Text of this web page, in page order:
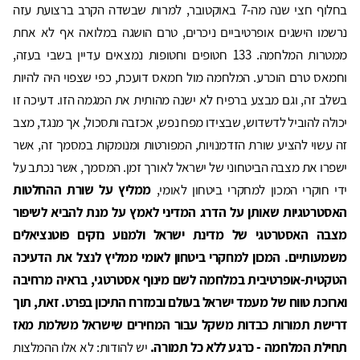
בחלוף חצי שנה מה-7 באוקטובר, למרות שבשדה הקרב ברצועת עזה
נרשמו הישגים אופרטיביים ניכרים, טרם הושגה במלואה אף לא אחת
ממטרות המלחמה. 133 חטופים וחטופות נמצאים עדיין בשבי בעזה,
וחמאס טרם הוכרע. המלחמה מול חמאס דועכת, כפי שצפוי היה להיות
בשלב זה, וגם מבצע ברפיח לא ישנה מהותית את המגמה הזו. דעיכה זו
יכולה להוביל לדשדוש, שבצידו מפח נפש, אכזבה ותסכול, אך מנגד, מצב
זה עשוי להציע שורת הזדמנויות, המפורטות ומנומקות במסמך זה, אשר
ישפרו את מצבה הביטחוני של ישראל לאורך זמן. המסמך, אשר נכתב על
ידי חוקרי המכון למחקרי ביטחון לאומי, ממליץ על שורת ההחלטות
האסטרטגיות שאותן על הדרג המדיני לאמץ על מנת להביא לשיפור
מצבה האסטרטגי של מדינת ישראל ולמנוע נזקים פוטנציאלים
משמעותיים. המכון למחקרי ביטחון לאומי ממליץ לנצל את הדעיכה
הטקטית-אופרטיבית במלחמה לשם מינוף אסטרטגי, בראיה מרחיבה
וארוכת טווח של מעמד ישראל בעולם ובמזרח התיכון בפרט. זאת, תוך
דרישת תמורות כבדות משקל עבור המחירים שישראל משלמת מאז
תחילת המלחמה - כרגע ללא כל תמורה. יש להודות: לא אלו ההמלצות